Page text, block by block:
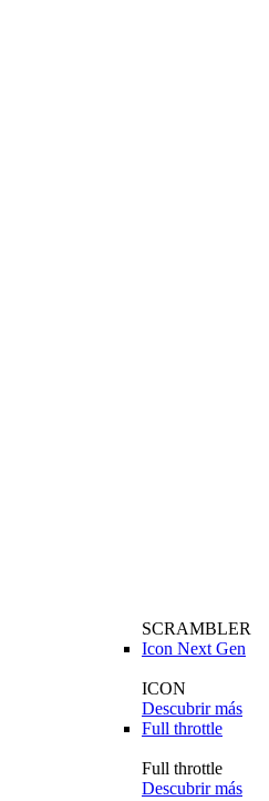
SCRAMBLER
Icon Next Gen
ICON
Descubrir más
Full throttle
Full throttle
Descubrir más